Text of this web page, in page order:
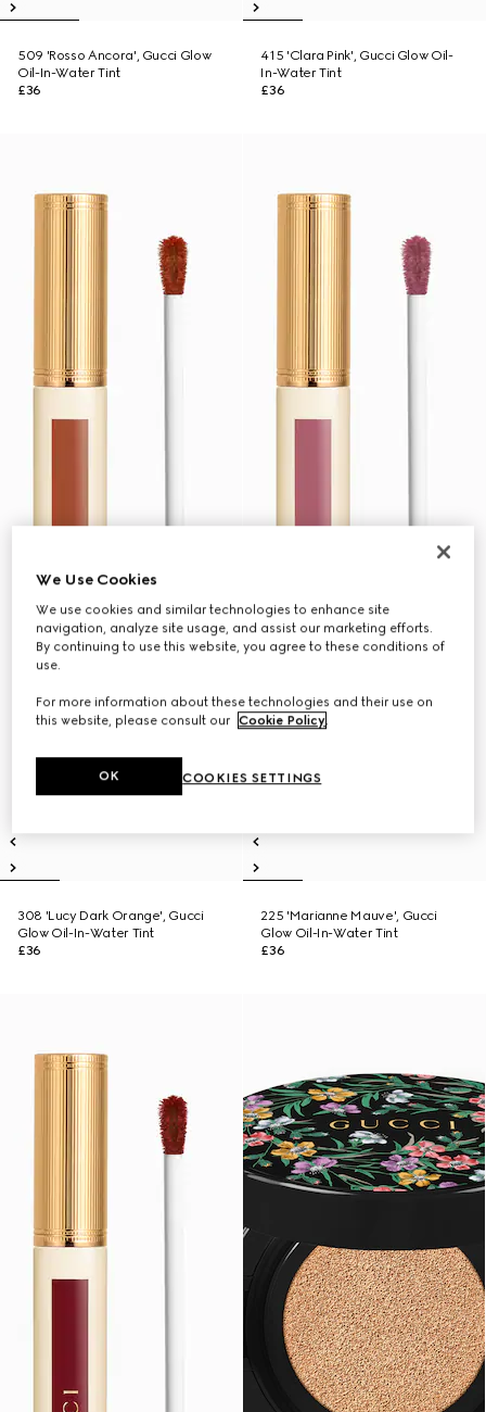
509 'Rosso Ancora', Gucci Glow
Oil-In-Water Tint
£36
415 'Clara Pink', Gucci Glow Oil-
In-Water Tint
£36
308 'Lucy Dark Orange', Gucci
Glow Oil-In-Water Tint
£36
225 'Marianne Mauve', Gucci
Glow Oil-In-Water Tint
£36
We Use Cookies
We use cookies and similar technologies to enhance site
navigation, analyze site usage, and assist our marketing efforts.
By continuing to use this website, you agree to these conditions of
use.
For more information about these technologies and their use on
this website, please consult our Cookie Policy.
COOKIES SETTINGS
OK